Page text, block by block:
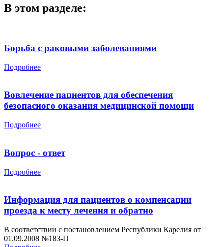
В этом разделе:
Борьба с раковыми заболеваниями
Подробнее
Вовлечение пациентов для обеспечения
безопасного оказания медицинской помощи
Подробнее
Вопрос - ответ
Подробнее
Информация для пациентов о компенсации
проезда к месту лечения и обратно
В соответствии с постановлением Республики Карелия от
01.09.2008 №183-П